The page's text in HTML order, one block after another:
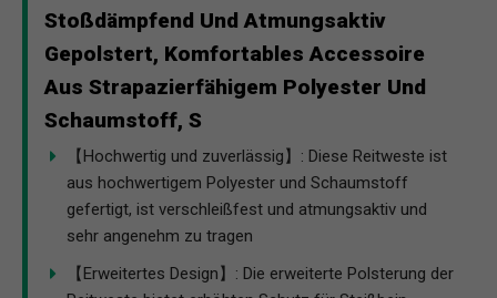
Stoßdämpfend Und Atmungsaktiv
Gepolstert, Komfortables Accessoire
Aus Strapazierfähigem Polyester Und
Schaumstoff, S
【Hochwertig und zuverlässig】: Diese Reitweste ist
aus hochwertigem Polyester und Schaumstoff
gefertigt, ist verschleißfest und atmungsaktiv und
sehr angenehm zu tragen
【Erweitertes Design】: Die erweiterte Polsterung der